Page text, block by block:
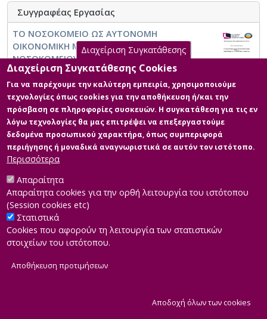
Συγγραφέας Εργασίας
ΤΟ ΝΟΣΟΚΟΜΕΙΟ ΩΣ ΑΥΤΟΝΟΜΗ
ΟΙΚΟΝΟΜΙΚΗ ΜΟΝΑΔΑ Η ΠΕΡΙΠΤΩΣΗ ΤΟΥ
ΝΟΣΟΚΟΜΕΙΟΥ ΑΛΕΞΑΝΔΡΑ
Developed byINTEROPTICS
Διαχείριση Συγκατάθεσης
Διαχείριση Συγκατάθεσης Cookies
Για να παρέχουμε την καλύτερη εμπειρία, χρησιμοποιούμε
τεχνολογίες όπως cookies για την αποθήκευση ή/και την
πρόσβαση σε πληροφορίες συσκευών. Η συγκατάθεση για τις εν
λόγω τεχνολογίες θα μας επιτρέψει να επεξεργαστούμε
δεδομένα προσωπικού χαρακτήρα, όπως συμπεριφορά
περιήγησης ή μοναδικά αναγνωριστικά σε αυτόν τον ιστότοπο.
Περισσότερα
Απαραίτητα
Απαραίτητα cookies για την ορθή λειτουργία του ιστότοπου
(Session cookies etc)
Στατιστικά
Cookies που αφορούν τη λειτουργία των στατιστικών
στοιχείων του ιστότοπου.
Αποθήκευση προτιμήσεων
Αποδοχή όλων των cookies